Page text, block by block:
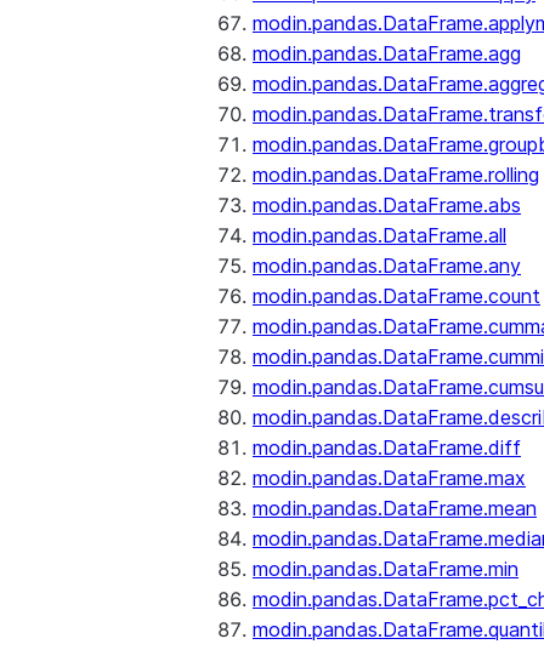
modin.pandas.DataFrame.agg
modin.pandas.DataFrame.rolling
modin.pandas.DataFrame.abs
modin.pandas.DataFrame.all
modin.pandas.DataFrame.any
modin.pandas.DataFrame.count
modin.pandas.DataFrame.diff
modin.pandas.DataFrame.max
modin.pandas.DataFrame.mean
modin.pandas.DataFrame.min